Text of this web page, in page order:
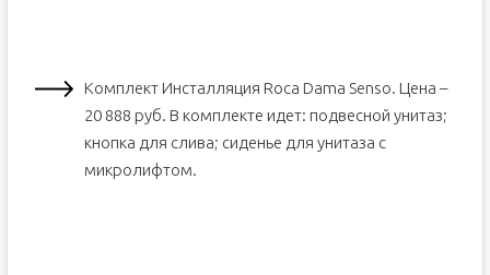
Комплект Инсталляция Roca Dama Senso. Цена –
20 888 руб. В комплекте идет: подвесной унитаз;
кнопка для слива; сиденье для унитаза с
микролифтом.